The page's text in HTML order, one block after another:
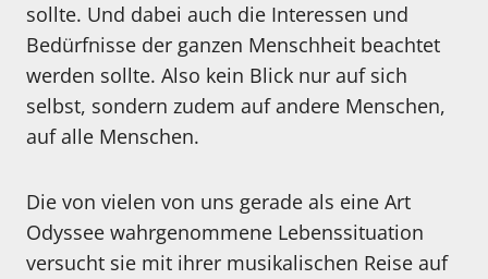
sollte. Und dabei auch die Interessen und
Bedürfnisse der ganzen Menschheit beachtet
werden sollte. Also kein Blick nur auf sich
selbst, sondern zudem auf andere Menschen,
auf alle Menschen.
Die von vielen von uns gerade als eine Art
Odyssee wahrgenommene Lebenssituation
versucht sie mit ihrer musikalischen Reise auf